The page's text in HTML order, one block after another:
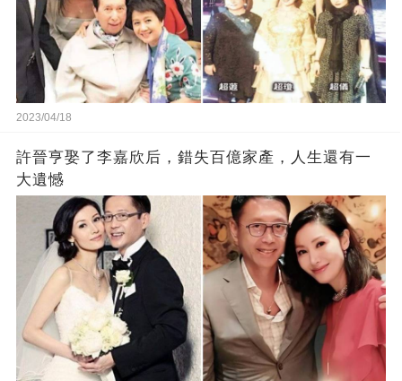
2023/04/18
許晉亨娶了李嘉欣后，錯失百億家產，人生還有一
大遺憾